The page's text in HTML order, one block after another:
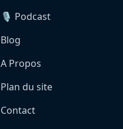
🎙️ Podcast
Blog
A Propos
Plan du site
Contact